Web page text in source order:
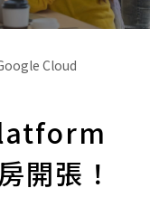
Cloud
開張！